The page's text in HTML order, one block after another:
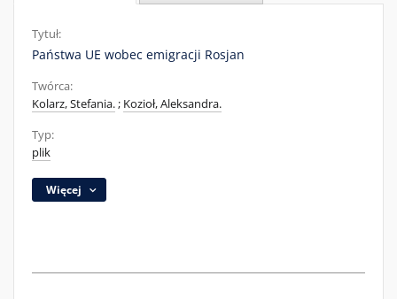
Tytuł:
Państwa UE wobec emigracji Rosjan
Twórca:
Kolarz, Stefania.; Kozioł, Aleksandra.
Typ:
plik
Więcej